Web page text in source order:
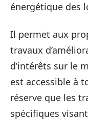
énergétique des
Il permet aux
travaux
d’intérêts sur le
est accessible à
réserve que les
spécifiques